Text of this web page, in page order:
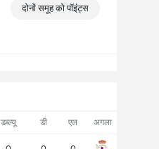
दोनों समूह को पॉइंट्स
डब्ल्यू डी एल अगला